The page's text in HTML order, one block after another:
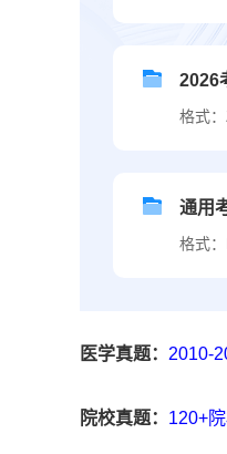
2026
格式
通用
格式
医学真题： 2010-
院校真题： 120+